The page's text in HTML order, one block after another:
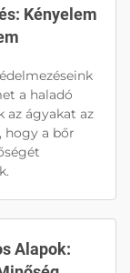
Kényelem
a haladó
az ágyakat az
hogy a bőr
Alapok: